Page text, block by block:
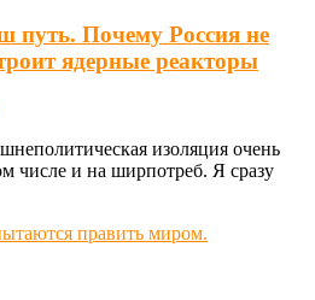
Почему Россия не
ядерные реакторы
изоляция очень
числе и на ширпотреб. Я сразу